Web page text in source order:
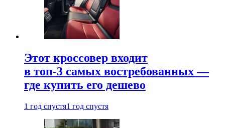
Этот кроссовер входит
в топ-3 самых востребованных —
где купить его дешево
1 год спустя1 год спустя